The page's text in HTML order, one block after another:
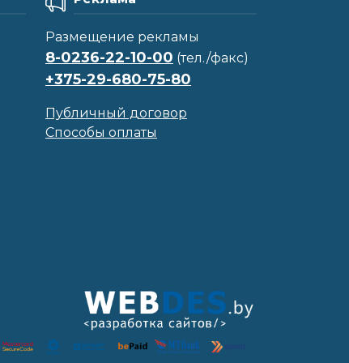
Размещение рекламы
8-0236-22-10-00 (тел./факс)
+375-29-680-75-80
Публичный договор
Способы оплаты